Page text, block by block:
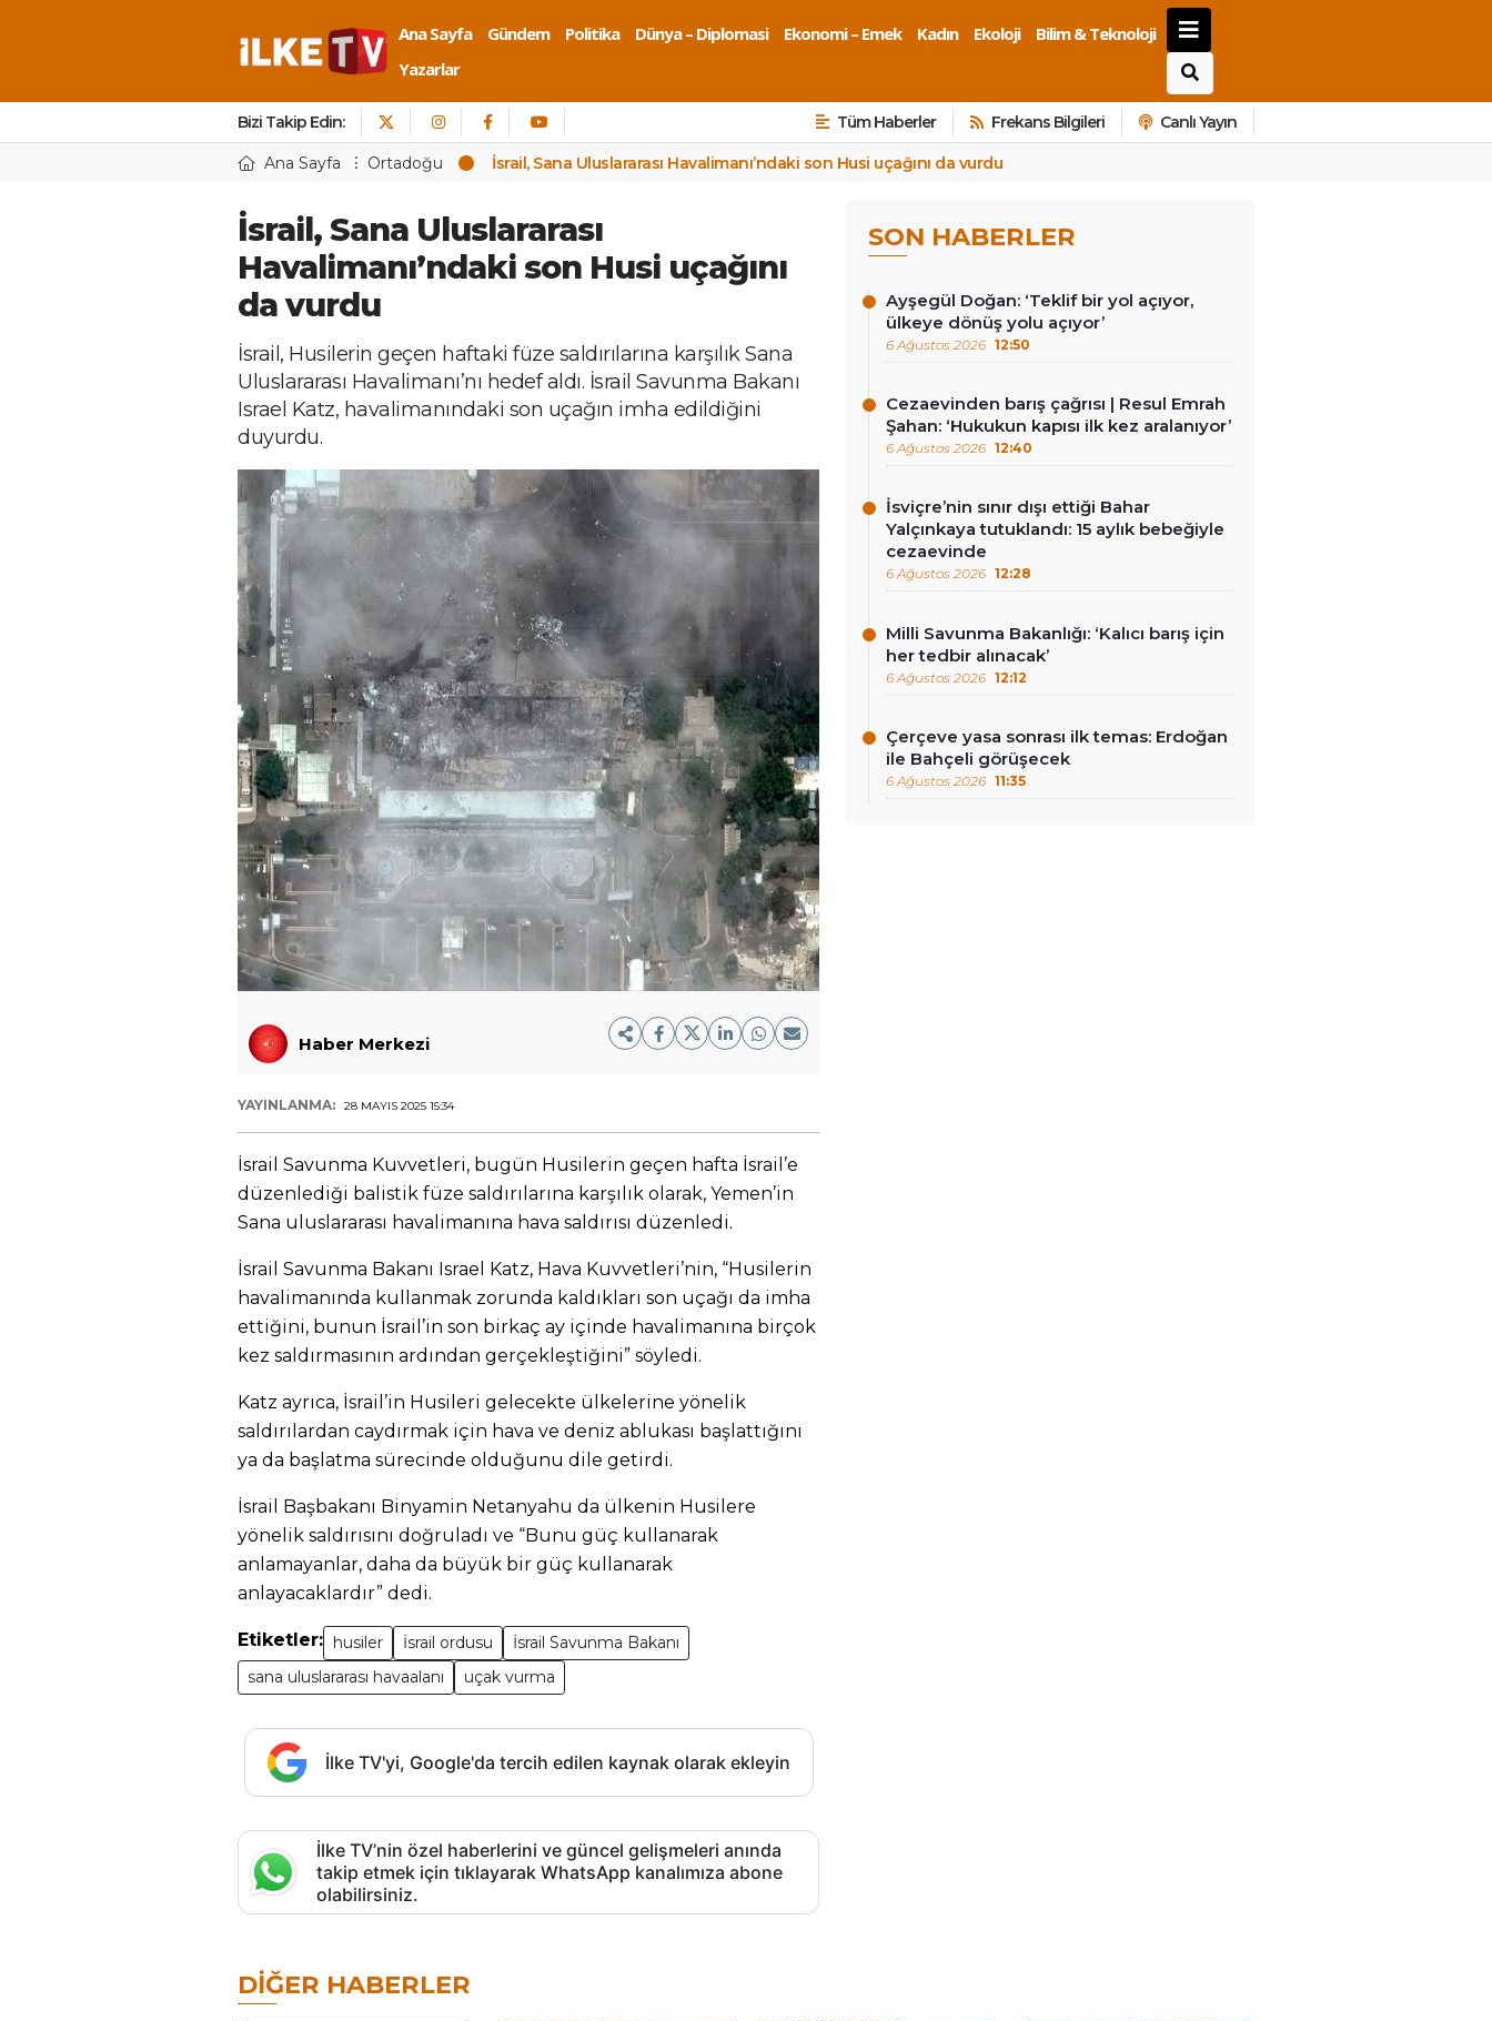
Ana Sayfa Gündem Politika Dünya – Diplomasi Ekonomi – Emek Kadın Ekoloji
Bilim & Teknoloji
Yazarlar
Bizi Takip Edin: Tüm Haberler Frekans Bilgileri Canlı Yayın
Ana Sayfa Ortadoğu İsrail, Sana Uluslararası Havalimanı’ndaki son Husi uçağını da vurdu
İsrail, Sana Uluslararası
Havalimanı’ndaki son Husi uçağını
da vurdu
İsrail, Husilerin geçen haftaki füze saldırılarına karşılık Sana
Uluslararası Havalimanı’nı hedef aldı. İsrail Savunma Bakanı
Israel Katz, havalimanındaki son uçağın imha edildiğini
duyurdu.
Haber Merkezi
YAYINLANMA: 28 MAYIS 2025 15:34
İsrail Savunma Kuvvetleri, bugün Husilerin geçen hafta İsrail’e
düzenlediği balistik füze saldırılarına karşılık olarak, Yemen’in
Sana uluslararası havalimanına hava saldırısı düzenledi.
İsrail Savunma Bakanı Israel Katz, Hava Kuvvetleri’nin, “Husilerin
havalimanında kullanmak zorunda kaldıkları son uçağı da imha
ettiğini, bunun İsrail’in son birkaç ay içinde havalimanına birçok
kez saldırmasının ardından gerçekleştiğini” söyledi.
Katz ayrıca, İsrail’in Husileri gelecekte ülkelerine yönelik
saldırılardan caydırmak için hava ve deniz ablukası başlattığını
ya da başlatma sürecinde olduğunu dile getirdi.
İsrail Başbakanı Binyamin Netanyahu da ülkenin Husilere
yönelik saldırısını doğruladı ve “Bunu güç kullanarak
anlamayanlar, daha da büyük bir güç kullanarak
anlayacaklardır” dedi.
Etiketler: husiler İsrail ordusu
İsrail Savunma Bakanı
sana uluslararası havaalanı
uçak vurma
İlke TV'yi, Google'da tercih edilen kaynak olarak ekleyin
İlke TV’nin özel haberlerini ve güncel gelişmeleri anında
takip etmek için tıklayarak WhatsApp kanalımıza abone
olabilirsiniz.
SON HABERLER
Ayşegül Doğan: ‘Teklif bir yol açıyor,
ülkeye dönüş yolu açıyor’
6 Ağustos 2026 12:50
Cezaevinden barış çağrısı | Resul Emrah
Şahan: ‘Hukukun kapısı ilk kez aralanıyor’
6 Ağustos 2026 12:40
İsviçre’nin sınır dışı ettiği Bahar
Yalçınkaya tutuklandı: 15 aylık bebeğiyle
cezaevinde
6 Ağustos 2026 12:28
Milli Savunma Bakanlığı: ‘Kalıcı barış için
her tedbir alınacak’
6 Ağustos 2026 12:12
Çerçeve yasa sonrası ilk temas: Erdoğan
ile Bahçeli görüşecek
6 Ağustos 2026 11:35
DIĞER HABERLER